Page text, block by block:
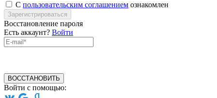
С пользовательским соглашением ознакомлен
Зарегистрироваться
Восстановление пароля
Есть аккаунт? Войти
ВОССТАНОВИТЬ
Войти с помощью: